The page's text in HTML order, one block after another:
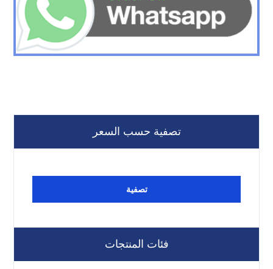
تصفية حسب السعر
تصفية
فئات المنتجات